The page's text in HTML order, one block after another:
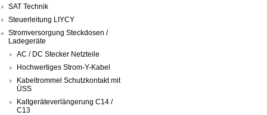
SAT Technik
Steuerleitung LIYCY
Stromversorgung Steckdosen /
Ladegeräte
AC / DC Stecker Netzteile
Hochwertiges Strom-Y-Kabel
Kabeltrommel Schutzkontakt mit
ÜSS
Kaltgeräteverlängerung C14 /
C13